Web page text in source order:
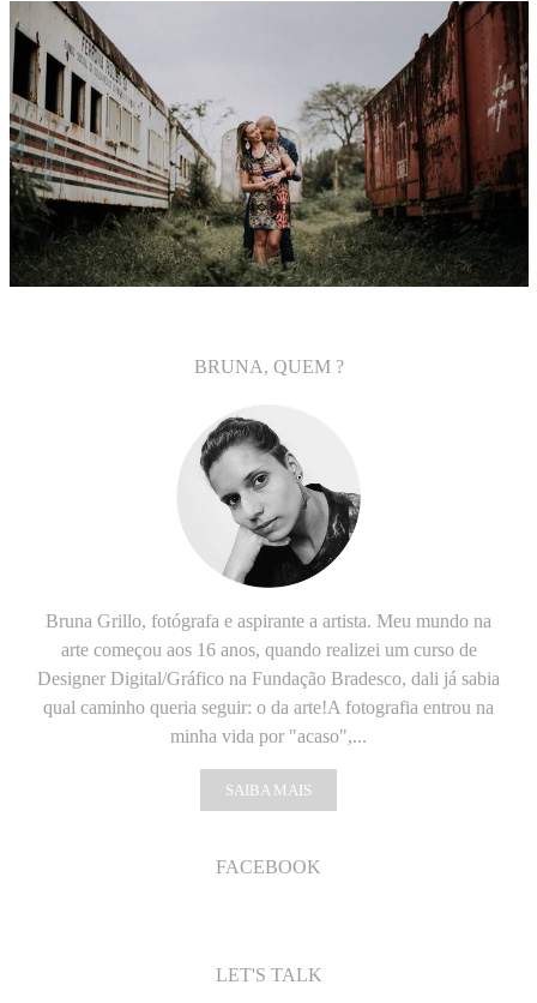
BRUNA, QUEM ?
Bruna Grillo, fotógrafa e aspirante a artista. Meu mundo na
arte começou aos 16 anos, quando realizei um curso de
Designer Digital/Gráfico na Fundação Bradesco, dali já sabia
qual caminho queria seguir: o da arte!A fotografia entrou na
minha vida por "acaso",...
SAIBA MAIS
FACEBOOK
LET'S TALK